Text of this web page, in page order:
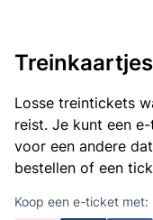
Treinkaartjes
Losse treintickets
reist. Je kunt een
voor een andere
bestellen of een
Koop een e-ticket met: